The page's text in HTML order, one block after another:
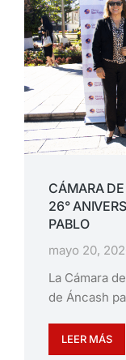
CÁMARA
26°
PABLO
mayo 20,
La Cámara
de Áncash
LEER MÁS